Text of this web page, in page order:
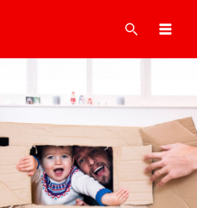
Suche